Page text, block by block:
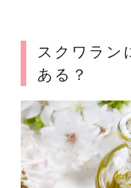
スクワラン
ある？